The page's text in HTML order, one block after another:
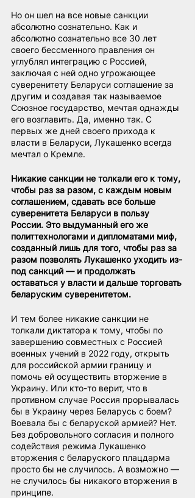
Но он шел на все новые санкции
абсолютно сознательно. Как и
абсолютно сознательно все 30 лет
своего бессменного правления он
углублял интеграцию с Россией,
заключая с ней одно угрожающее
суверенитету Беларуси соглашение за
другим и создавая так называемое
Союзное государство, мечтая однажды
его возглавить. Да, именно так. С
первых же дней своего прихода к
власти в Беларуси, Лукашенко всегда
мечтал о Кремле.
Никакие санкции не толкали его к тому,
чтобы раз за разом, с каждым новым
соглашением, сдавать все больше
суверенитета Беларуси в пользу
России. Это выдуманный его же
политтехнологами и дипломатами миф,
созданный лишь для того, чтобы раз за
разом позволять Лукашенко уходить из-
под санкций — и продолжать
оставаться у власти и дальше торговать
беларуским суверенитетом.
И тем более никакие санкции не
толкали диктатора к тому, чтобы по
завершению совместных с Россией
военных учений в 2022 году, открыть
для российской армии границу и
помочь ей осуществить вторжение в
Украину. Или кто-то верит, что в
противном случае Россия прорывалась
бы в Украину через Беларусь с боем?
Воевала бы с беларуской армией? Нет.
Без добровольного согласия и полного
содействия режима Лукашенко
вторжения с беларуского плацдарма
просто бы не случилось. А возможно —
не случилось бы никакого вторжения в
принципе.